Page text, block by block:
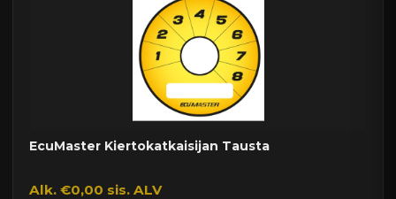
EcuMaster Kiertokatkaisijan Tausta
Alk. €0,00 sis. ALV